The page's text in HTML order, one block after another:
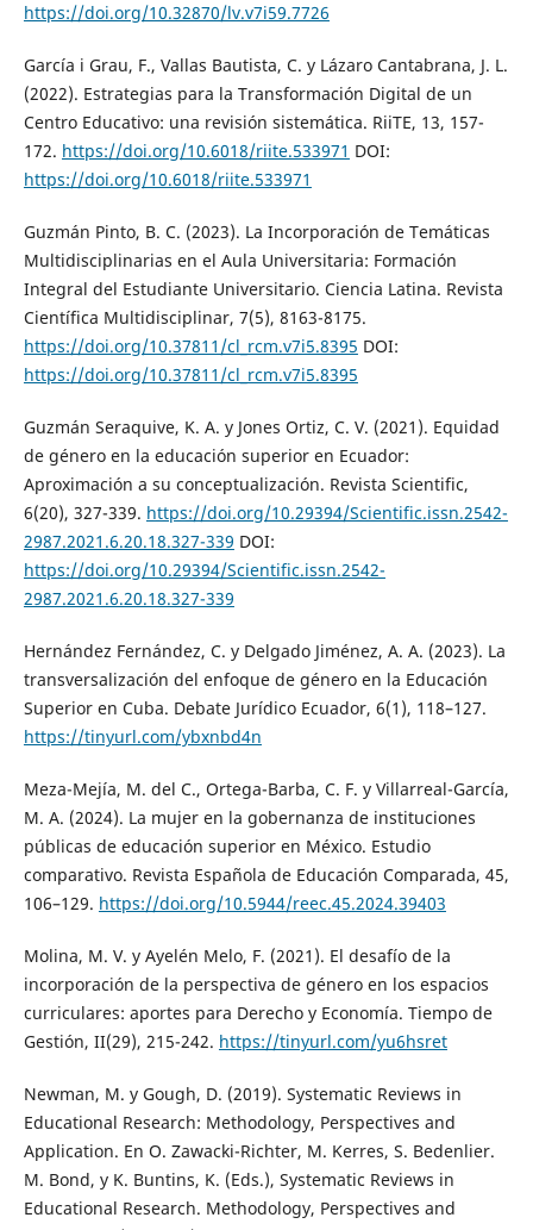
https://doi.org/10.32870/lv.v7i59.7726
García i Grau, F., Vallas Bautista, C. y Lázaro Cantabrana, J. L.
(2022). Estrategias para la Transformación Digital de un
Centro Educativo: una revisión sistemática. RiiTE, 13, 157-
172. https://doi.org/10.6018/riite.533971 DOI:
https://doi.org/10.6018/riite.533971
Guzmán Pinto, B. C. (2023). La Incorporación de Temáticas
Multidisciplinarias en el Aula Universitaria: Formación
Integral del Estudiante Universitario. Ciencia Latina. Revista
Científica Multidisciplinar, 7(5), 8163-8175.
https://doi.org/10.37811/cl_rcm.v7i5.8395 DOI:
https://doi.org/10.37811/cl_rcm.v7i5.8395
Guzmán Seraquive, K. A. y Jones Ortiz, C. V. (2021). Equidad
de género en la educación superior en Ecuador:
Aproximación a su conceptualización. Revista Scientific,
6(20), 327-339. https://doi.org/10.29394/Scientific.issn.2542-
2987.2021.6.20.18.327-339 DOI:
https://doi.org/10.29394/Scientific.issn.2542-
2987.2021.6.20.18.327-339
Hernández Fernández, C. y Delgado Jiménez, A. A. (2023). La
transversalización del enfoque de género en la Educación
Superior en Cuba. Debate Jurídico Ecuador, 6(1), 118–127.
https://tinyurl.com/ybxnbd4n
Meza-Mejía, M. del C., Ortega-Barba, C. F. y Villarreal-García,
M. A. (2024). La mujer en la gobernanza de instituciones
públicas de educación superior en México. Estudio
comparativo. Revista Española de Educación Comparada, 45,
106–129. https://doi.org/10.5944/reec.45.2024.39403
Molina, M. V. y Ayelén Melo, F. (2021). El desafío de la
incorporación de la perspectiva de género en los espacios
curriculares: aportes para Derecho y Economía. Tiempo de
Gestión, II(29), 215-242. https://tinyurl.com/yu6hsret
Newman, M. y Gough, D. (2019). Systematic Reviews in
Educational Research: Methodology, Perspectives and
Application. En O. Zawacki-Richter, M. Kerres, S. Bedenlier.
M. Bond, y K. Buntins, K. (Eds.), Systematic Reviews in
Educational Research. Methodology, Perspectives and